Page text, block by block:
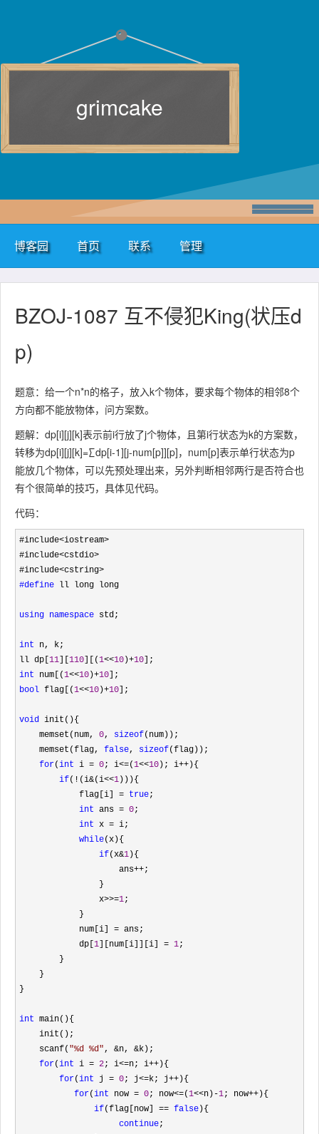
grimcake
博客园 首页 联系 管理
BZOJ-1087 互不侵犯King(状压d
p)
题意：给一个n*n的格子，放入k个物体，要求每个物体的相邻8个
方向都不能放物体，问方案数。
题解：dp[i][j][k]表示前i行放了j个物体，且第i行状态为k的方案数，
转移为dp[i][j][k]=∑dp[i-1][j-num[p]][p]，num[p]表示单行状态为p
能放几个物体，可以先预处理出来，另外判断相邻两行是否符合也
有个很简单的技巧，具体见代码。
代码：
#include<iostream>
#include<cstdio>
#include
#define ll long long
using namespace std;
int n, k;
ll dp[ 11 110 ][(1<<10 )+10
int num[(1<<10 )+10
bool flag[(1<<10 )+10 ];
void init(){
    memset(num,
0, sizeof(num));
    memset(flag,
false, sizeof(flag));
for(int i = 0; i<=(1<<10 ); i++ ){
if(!(i&(i<<1 ))){
            flag[i]
= true;
int ans = 0;
int x = i;
while(x){
if(x&1 ){
                    ans
++;
                x
>>=1;
            num[i]
= ans;
            dp[
1 ][num[i]][i] = 1;
}
int main(){
    scanf(
"%d %d", &n, &k);
for(int i = 2; i<=n; i++ ){
for(int j = 0; j<=k; j++ ){
for(int now = 0; now<=(1<<n)-1; now++ ){
if(flag[now] == false ){
continue;